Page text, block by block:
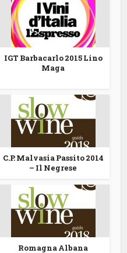
IGT Barbacarlo 2015 Lino
Maga
C.P. Malvasia Passito 2014
– Il Negrese
Romagna Albana